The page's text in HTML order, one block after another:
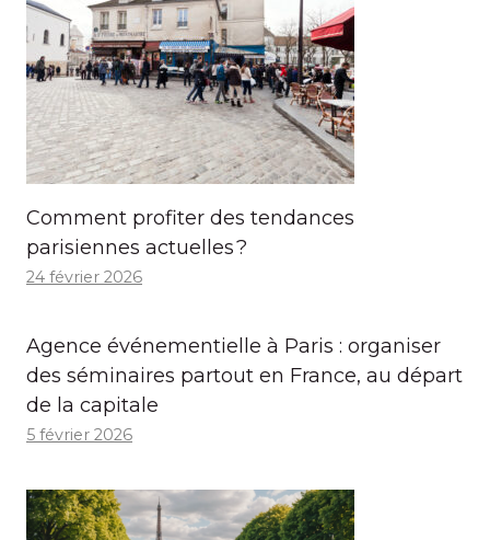
Comment profiter des tendances
parisiennes actuelles ?
24 février 2026
Agence événementielle à Paris : organiser
des séminaires partout en France, au départ
de la capitale
5 février 2026